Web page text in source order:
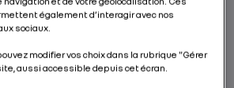
également d’interagir avec nos
sociaux.
modifier vos choix dans la rubrique "Gérer
aussi accessible depuis cet écran.